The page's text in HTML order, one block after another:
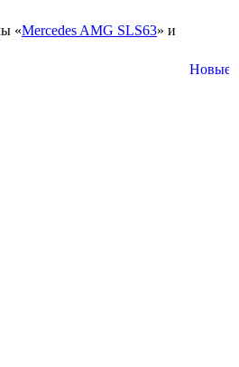
«Mercedes AMG SLS63» и